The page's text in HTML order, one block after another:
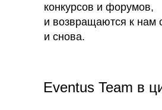
конкурсов и форумов,
и возвращаются к нам
и снова.
Eventus Team в